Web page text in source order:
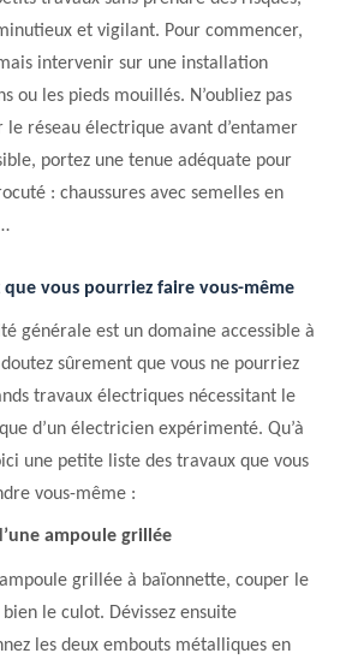
et vigilant. Pour commencer,
intervenir sur une installation
ou les pieds mouillés. N’oubliez pas
le réseau électrique avant d’entamer
portez une tenue adéquate pour
: chaussures avec semelles en
vous pourriez faire vous-même
générale est un domaine accessible à
sûrement que vous ne pourriez
travaux électriques nécessitant le
d’un électricien expérimenté. Qu’à
une petite liste des travaux que vous
vous-même :
ampoule grillée
grillée à baïonnette, couper le
le culot. Dévissez ensuite
les deux embouts métalliques en